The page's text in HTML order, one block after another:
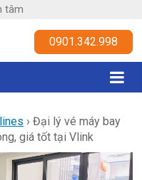
tâm
0901.342.998
›Đại lý vé máy bay
giá tốt tại Vlink